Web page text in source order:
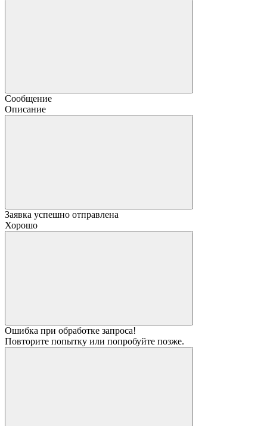
Сообщение
Описание
Заявка успешно отправлена
Хорошо
Ошибка при обработке запроса!
Повторите попытку или попробуйте позже.